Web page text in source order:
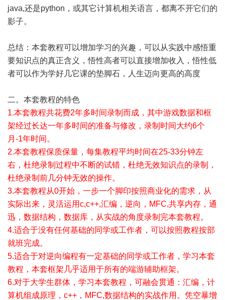
java,还是python，或其它计算机相关语言，都离不开它们的
影子。
总结：本套教程可以增加学习的兴趣，可以从实践中感悟重
要知识点的真正含义，悟性高者可以直接增加收入，悟性低
者可以作为学好几它课的垫脚石，人生迈向更高的高度
二。本套教程的特色
1.本套教程共花费2年多时间录制而成，其中游戏数据和框
架经过长达一年多时间的准备与修改，录制时间大约6个
月-1年时间。
2.本套教程保质保量，每集教程平均时间在25-33分钟左
右，杜绝录制过程中不断的试错，杜绝无效知识点的录制，
杜绝录制前几分钟无效的操作。
3.本套教程从0开始，一步一个脚印按照商业化的需求，从
实际出来，灵活运用c,c++,汇编，逆向，MFC,共享内存，通
迅，数据结构，数据库，从实战的角度录制完本套教程。
4.适合于没有任何基础的同学或工作者，可以按照教程按部
就班完成。
5.适合于对逆向编程有一定基础的同学或工作者，学习本套
教程，本套框架几乎适用于所有的端游辅助框架。
6.对于大学生群体，学习本套教程，可融会贯通：汇编，计
算机组成原理，c++，MFC,数据结构的实战作用。凭空暴增